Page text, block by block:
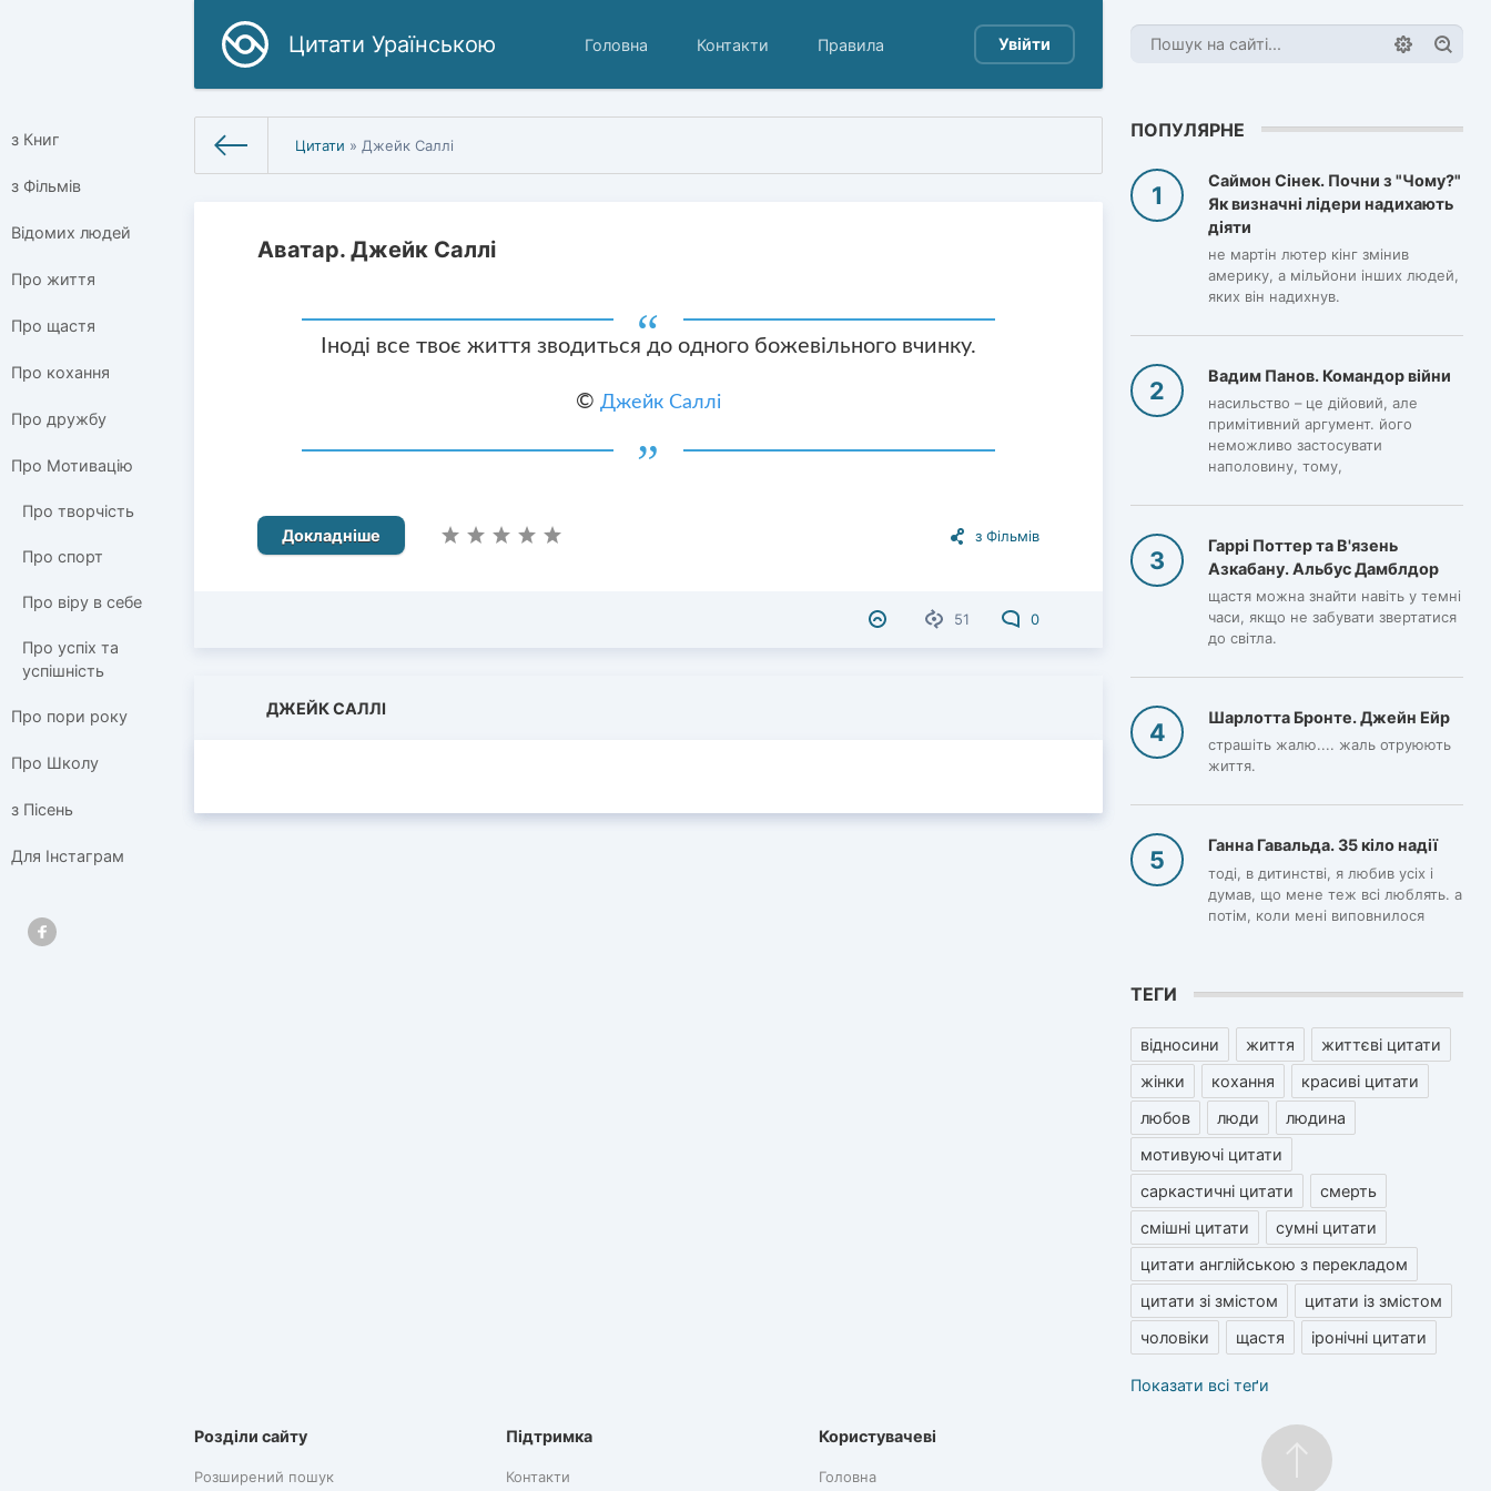
Цитати Ураїнською Головна Контакти Правила Увійти
з Книг
з Фільмів
Відомих людей
Про життя
Про щастя
Про кохання
Про дружбу
Про Мотивацію
Про творчість
Про спорт
Про віру в себе
Про успіх та
успішність
Про пори року
Про Школу
з Пісень
Для Інстаграм
Цитати » Джейк Саллі
Аватар. Джейк Саллі
Іноді все твоє життя зводиться до одного божевільного вчинку.
© Джейк Саллі
з Фільмів
Докладніше
51 0
ДЖЕЙК САЛЛІ
ПОПУЛЯРНЕ
Саймон Сінек. Почни з "Чому?"
Як визначні лідери надихають
діяти
не мартін лютер кінг змінив
америку, а мільйони інших людей,
яких він надихнув.
Вадим Панов. Командор війни
насильство – це дійовий, але
примітивний аргумент. його
неможливо застосувати
наполовину, тому,
Гаррі Поттер та В'язень
Азкабану. Альбус Дамблдор
щастя можна знайти навіть у темні
часи, якщо не забувати звертатися
до світла.
Шарлотта Бронте. Джейн Ейр
страшіть жалю.... жаль отруюють
життя.
Ганна Гавальда. 35 кіло надії
тоді, в дитинстві, я любив усіх і
думав, що мене теж всі люблять. а
потім, коли мені виповнилося
ТЕГИ
відносини життя
життєві цитати
жінки
кохання
красиві цитати
любов
люди
людина
мотивуючі цитати
саркастичні цитати
смерть
смішні цитати
сумні цитати
цитати англійською з перекладом
цитати зі змістом
цитати із змістом
чоловіки
щастя іронічні цитати
Показати всі теґи
Розділи сайту
Розширений пошук
Підтримка
Контакти
Користувачеві
Головна